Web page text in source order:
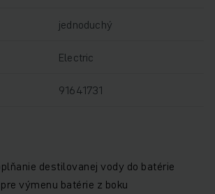
jednoduchý
Electric
91641731
destilovanej vody do batérie
výmenu batérie z boku